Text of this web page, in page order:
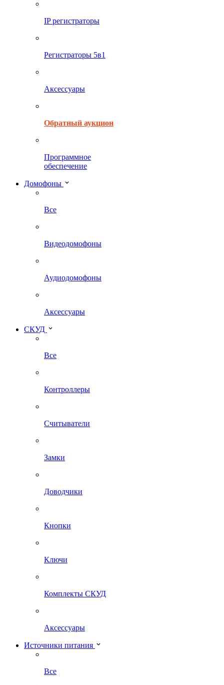
IP регистраторы
Регистраторы 5в1
Аксессуары
Обратный аукцион
Программное
обеспечение
Домофоны
Все
Видеодомофоны
Аудиодомофоны
Аксессуары
СКУД
Все
Контроллеры
Считыватели
Замки
Доводчики
Кнопки
Ключи
Комплекты СКУД
Аксессуары
Источники питания
Все